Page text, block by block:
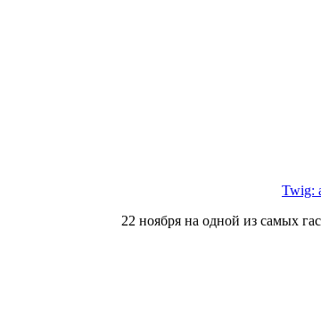
Twig:
22 ноября на одной из самых